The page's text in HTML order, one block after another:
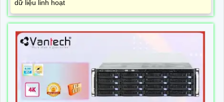
dữ liệu linh hoạt